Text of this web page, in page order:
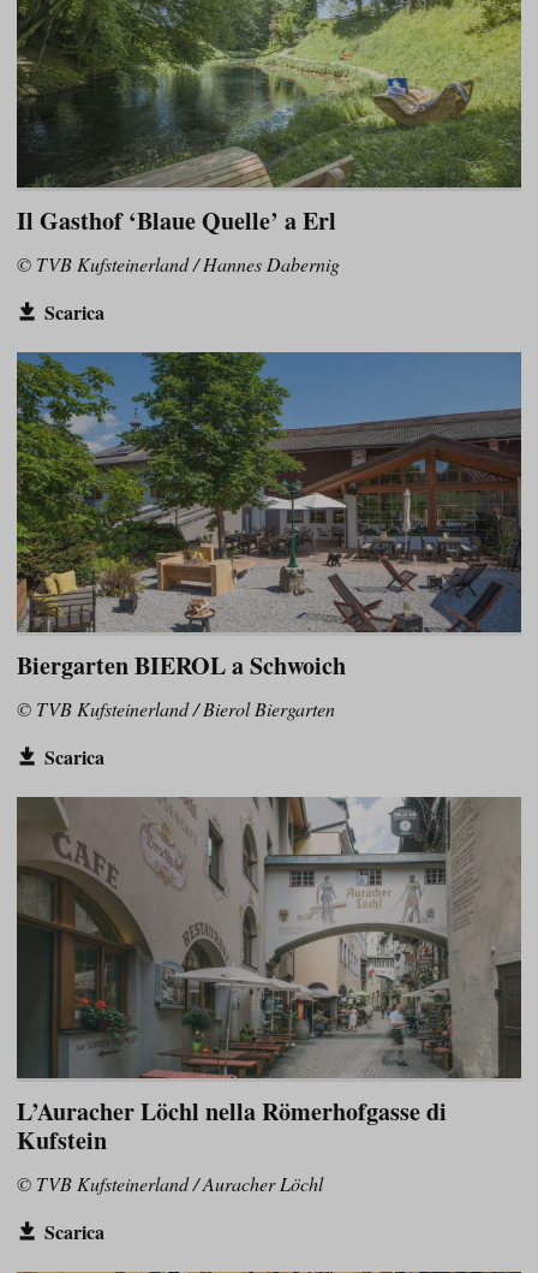
Il Gasthof ‘Blaue Quelle’ a Erl
© TVB Kufsteinerland / Hannes Dabernig
Scarica
Biergarten BIEROL a Schwoich
© TVB Kufsteinerland / Bierol Biergarten
Scarica
L’Auracher Löchl nella Römerhofgasse di
Kufstein
© TVB Kufsteinerland / Auracher Löchl
Scarica